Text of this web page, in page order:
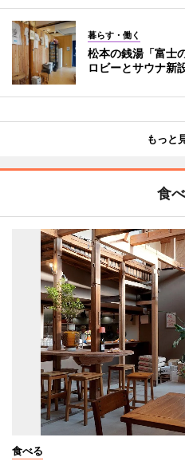
暮らす・働く
松本の銭湯「富士
ロビーとサウナ新
もっと
食
食べる